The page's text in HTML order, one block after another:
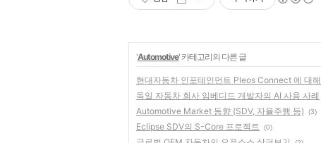
'Automotive' 카테고리의 다른 글
현대자동차 인포테인먼트 Pleos Connect 에 대해
독일 자동차 회사 임베디드 개발자의 AI 사용 사례
Automotive Market 동향 (SDV, 자율주행 등) (3)
Eclipse SDV의 S-Core 프로젝트 (0)